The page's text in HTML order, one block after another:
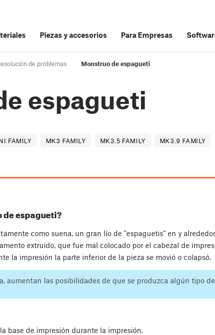
Piezas y accesorios Para Empresas
de problemas Monstruo de espagueti
espagueti
FAMILY MK3 FAMILY MK3.5 FAMILY MK3.9 FAMILY
de espagueti?
como suena, un gran lío de "espaguetis" en y
extruido, que fue mal colocado por el cabezal de
la impresión la parte inferior de la pieza se movió o colapsó.
aumentan las posibilidades de que se produzca algún tipo de
base de impresión durante la impresión.